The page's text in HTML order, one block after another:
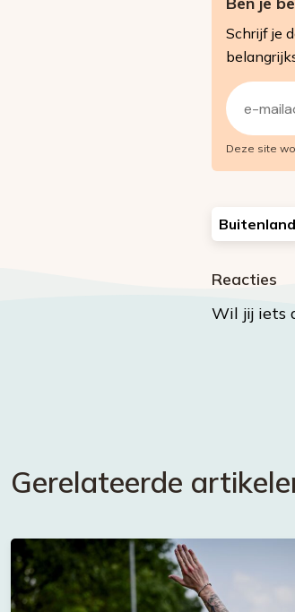
Schrijf je
E-
(Vereist)
Deze site
Buitenland
Reacties
Wil jij iets
Gerelateerde